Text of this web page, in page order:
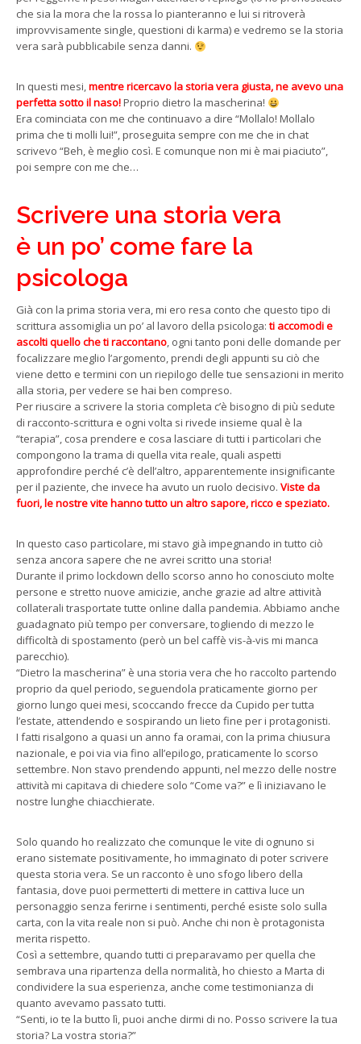
che sia la mora che la rossa lo pianteranno e lui si ritroverà
improvvisamente single, questioni di karma) e vedremo se la storia
vera sarà pubblicabile senza danni.
In questi mesi,mentre ricercavo la storia vera giusta, ne avevo una
perfetta sotto il naso!Proprio dietro la mascherina!
Era cominciata con me che continuavo a dire “Mollalo! Mollalo
prima che ti molli lui!”, proseguita sempre con me che in chat
scrivevo “Beh, è meglio così. E comunque non mi è mai piaciuto”,
poi sempre con me che…
Scrivere una storia vera
è un po’ come fare la
psicologa
Già con la prima storia vera, mi ero resa conto che questo tipo di
scrittura assomiglia un po’ al lavoro della psicologa:ti accomodi e
ascolti quello che ti raccontano, ogni tanto poni delle domande per
focalizzare meglio l’argomento, prendi degli appunti su ciò che
viene detto e termini con un riepilogo delle tue sensazioni in merito
alla storia, per vedere se hai ben compreso.
Per riuscire a scrivere la storia completa c’è bisogno di più sedute
di racconto-scrittura e ogni volta si rivede insieme qual è la
“terapia”, cosa prendere e cosa lasciare di tutti i particolari che
compongono la trama di quella vita reale, quali aspetti
approfondire perché c’è dell’altro, apparentemente insignificante
per il paziente, che invece ha avuto un ruolo decisivo. Viste da
fuori, le nostre vite hanno tutto un altro sapore, ricco e speziato.
In questo caso particolare, mi stavo già impegnando in tutto ciò
senza ancora sapere che ne avrei scritto una storia!
Durante il primo lockdown dello scorso anno ho conosciuto molte
persone e stretto nuove amicizie, anche grazie ad altre attività
collaterali trasportate tutte online dalla pandemia. Abbiamo anche
guadagnato più tempo per conversare, togliendo di mezzo le
difficoltà di spostamento (però un bel caffè vis-à-vis mi manca
parecchio).
“Dietro la mascherina” è una storia vera che ho raccolto partendo
proprio da quel periodo, seguendola praticamente giorno per
giorno lungo quei mesi, scoccando frecce da Cupido per tutta
l’estate, attendendo e sospirando un lieto fine per i protagonisti.
I fatti risalgono a quasi un anno fa oramai, con la prima chiusura
nazionale, e poi via via fino all’epilogo, praticamente lo scorso
settembre. Non stavo prendendo appunti, nel mezzo delle nostre
attività mi capitava di chiedere solo “Come va?” e lì iniziavano le
nostre lunghe chiacchierate.
Solo quando ho realizzato che comunque le vite di ognuno si
erano sistemate positivamente, ho immaginato di poter scrivere
questa storia vera. Se un racconto è uno sfogo libero della
fantasia, dove puoi permetterti di mettere in cattiva luce un
personaggio senza ferirne i sentimenti, perché esiste solo sulla
carta, con la vita reale non si può. Anche chi non è protagonista
merita rispetto.
Così a settembre, quando tutti ci preparavamo per quella che
sembrava una ripartenza della normalità, ho chiesto a Marta di
condividere la sua esperienza, anche come testimonianza di
quanto avevamo passato tutti.
“Senti, io te la butto lì, puoi anche dirmi di no. Posso scrivere la tua
storia? La vostra storia?”